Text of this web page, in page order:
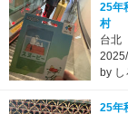
25年
村
台北
by し
25年